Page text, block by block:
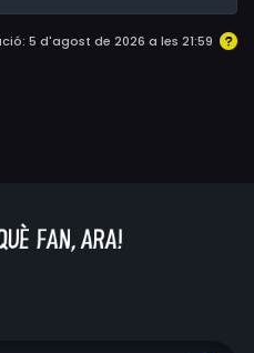
part important de la
dirigeix aquesta òpera
5 d'agost de 2026 a les 21:59